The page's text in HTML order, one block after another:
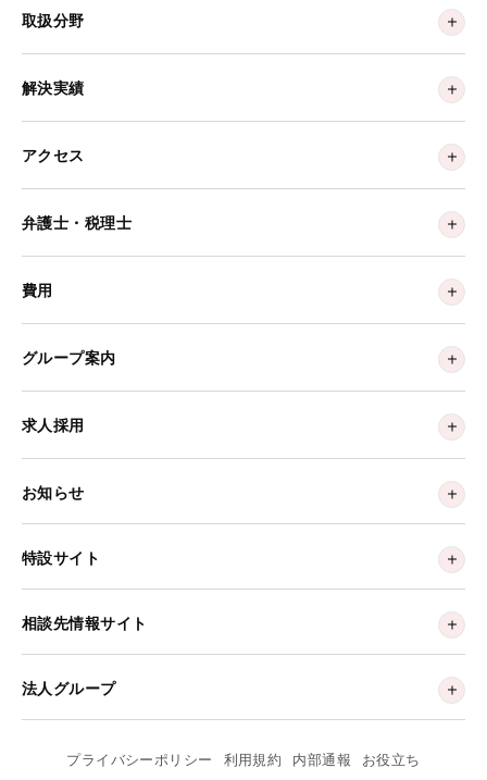
取扱分野
解決実績
アクセス
弁護士・税理士
費用
グループ案内
求人採用
お知らせ
特設サイト
相談先情報サイト
法人グループ
プライバシーポリシー 利用規約 内部通報 お役立ち